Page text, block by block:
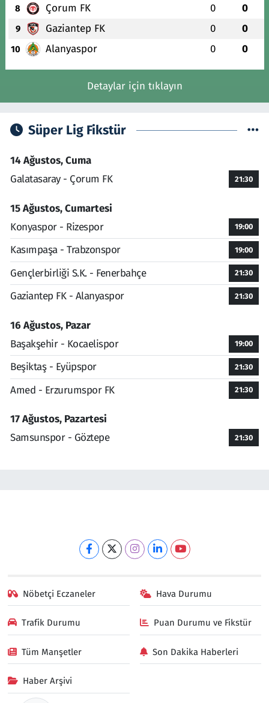
8 Çorum FK 0 0
9 Gaziantep FK 0 0
10 Alanyaspor 0 0
Detaylar için tıklayın
Süper Lig Fikstür
14 Ağustos, Cuma
Galatasaray - Çorum FK
21:30
15 Ağustos, Cumartesi
Konyaspor - Rizespor
19:00
Kasımpaşa - Trabzonspor 19:00
Gençlerbirliği S.K. - Fenerbahçe 21:30
Gaziantep FK - Alanyaspor 21:30
16 Ağustos, Pazar
Başakşehir - Kocaelispor
19:00
Beşiktaş - Eyüpspor 21:30
Amed - Erzurumspor FK 21:30
17 Ağustos, Pazartesi
Samsunspor - Göztepe
21:30
Nöbetçi Eczaneler Hava Durumu
Trafik Durumu Puan Durumu ve Fikstür
Tüm Manşetler Son Dakika Haberleri
Haber Arşivi